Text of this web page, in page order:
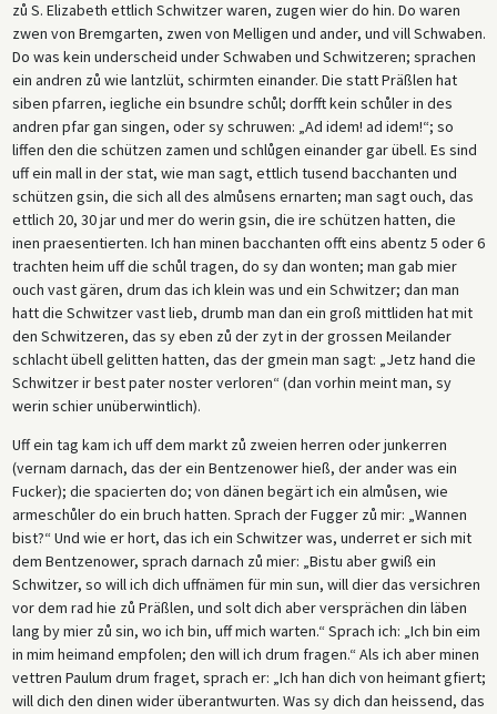
zů S. Elizabeth ettlich Schwitzer waren, zugen wier do hin. Do waren
zwen von Bremgarten, zwen von Melligen und ander, und vill Schwaben.
Do was kein underscheid under Schwaben und Schwitzeren; sprachen
ein andren zů wie lantzlüt, schirmten einander. Die statt Präßlen hat
siben pfarren, iegliche ein bsundre schůl; dorfft kein schůler in des
andren pfar gan singen, oder sy schruwen: „Ad idem! ad idem!“; so
liffen den die schützen zamen und schlůgen einander gar übell. Es sind
uff ein mall in der stat, wie man sagt, ettlich tusend bacchanten und
schützen gsin, die sich all des almůsens ernarten; man sagt ouch, das
ettlich 20, 30 jar und mer do werin gsin, die ire schützen hatten, die
inen praesentierten. Ich han minen bacchanten offt eins abentz 5 oder 6
trachten heim uff die schůl tragen, do sy dan wonten; man gab mier
ouch vast gären, drum das ich klein was und ein Schwitzer; dan man
hatt die Schwitzer vast lieb, drumb man dan ein groß mittliden hat mit
den Schwitzeren, das sy eben zů der zyt in der grossen Meilander
schlacht übell gelitten hatten, das der gmein man sagt: „Jetz hand die
Schwitzer ir best pater noster verloren“ (dan vorhin meint man, sy
werin schier unüberwintlich).
Uff ein tag kam ich uff dem markt zů zweien herren oder junkerren
(vernam darnach, das der ein Bentzenower hieß, der ander was ein
Fucker); die spacierten do; von dänen begärt ich ein almůsen, wie
armeschůler do ein bruch hatten. Sprach der Fugger zů mir: „Wannen
bist?“ Und wie er hort, das ich ein Schwitzer was, underret er sich mit
dem Bentzenower, sprach darnach zů mier: „Bistu aber gwiß ein
Schwitzer, so will ich dich uffnämen für min sun, will dier das versichren
vor dem rad hie zů Präßlen, und solt dich aber versprächen din läben
lang by mier zů sin, wo ich bin, uff mich warten.“ Sprach ich: „Ich bin eim
in mim heimand empfolen; den will ich drum fragen.“ Als ich aber minen
vettren Paulum drum fraget, sprach er: „Ich han dich von heimant gfiert;
will dich den dinen wider überantwurten. Was sy dich dan heissend, das